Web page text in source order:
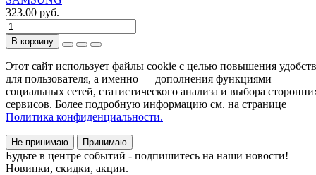
323.00 руб.
В корзину
Этот сайт использует файлы cookie с целью повышения
для пользователя, а именно — дополнения функциями
социальных сетей, статистического анализа и выбора
сервисов. Более подробную информацию см. на странице
Политика конфиденциальности.
Не принимаю Принимаю
Будьте в центре событий - подпишитесь на наши новости!
Новинки, скидки, акции.